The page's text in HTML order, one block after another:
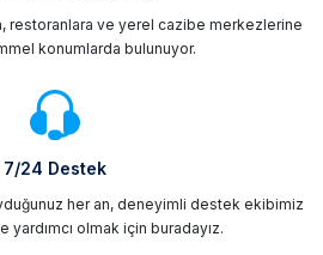
restoranlara ve yerel cazibe merkezlerine
konumlarda bulunuyor.
7/24 Destek
her an, deneyimli destek ekibimiz
yardımcı olmak için buradayız.